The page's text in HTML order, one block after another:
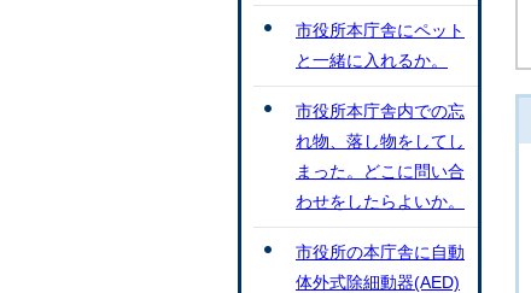
市役所本庁舎にペット
と一緒に入れるか。
市役所本庁舎内での忘
れ物、落し物をしてし
まった。どこに問い合
わせをしたらよいか。
市役所の本庁舎に自動
体外式除細動器(AED)